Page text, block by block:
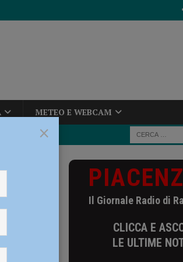
METEO E WEBCAM
al via la
Il Giornale Radio di
CLICCA E
LE ULTIME
×